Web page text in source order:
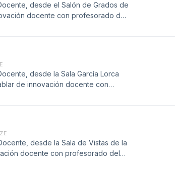
desde el Salón de Grados de
docente con profesorado del
y la presentación de los proyectos
Antonio Méndez, María Clavero,
por Javier Cantón.
desde la Sala García Lorca
de innovación docente con
de los proyectos de
Yolanda Guasch y Daniel
desde la Sala de Vistas de la
docente con profesorado del